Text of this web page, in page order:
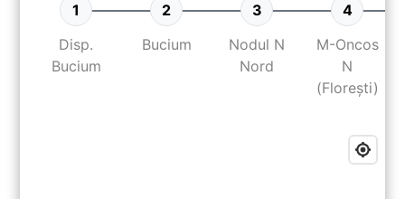
1
Disp.
Bucium
2
Bucium
3
Nodul N
Nord
4
M-Oncos
N
(Florești)